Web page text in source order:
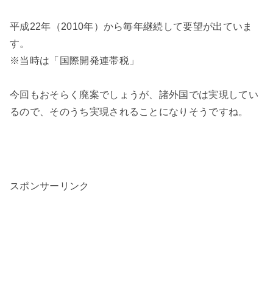
平成22年（2010年）から毎年継続して要望が出ていま
す。
※当時は「国際開発連帯税」
今回もおそらく廃案でしょうが、諸外国では実現してい
るので、そのうち実現されることになりそうですね。
スポンサーリンク